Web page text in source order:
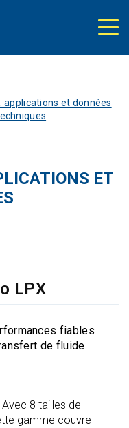
applications et données
ET
LPX
fiables
de fluide
Avec 8 tailles de
gamme couvre